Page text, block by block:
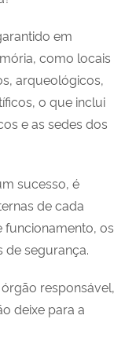
em
como locais
arqueológicos,
o que inclui
e as sedes dos
sucesso, é
de cada
funcionamento, os
de segurança.
responsável,
deixe para a